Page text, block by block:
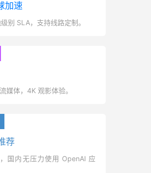
加速
别 SLA，支持线路定制。
媒体，4K 观影体验。
荐
国内无压力使用 OpenAI 应